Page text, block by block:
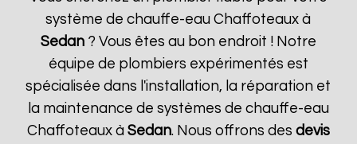
système de chauffe-eau Chaffoteaux à
Sedan? Vous êtes au bon endroit ! Notre
équipe de plombiers expérimentés est
spécialisée dans l'installation, la réparation et
la maintenance de systèmes de chauffe-eau
Chaffoteaux à Sedan. Nous offrons des devis